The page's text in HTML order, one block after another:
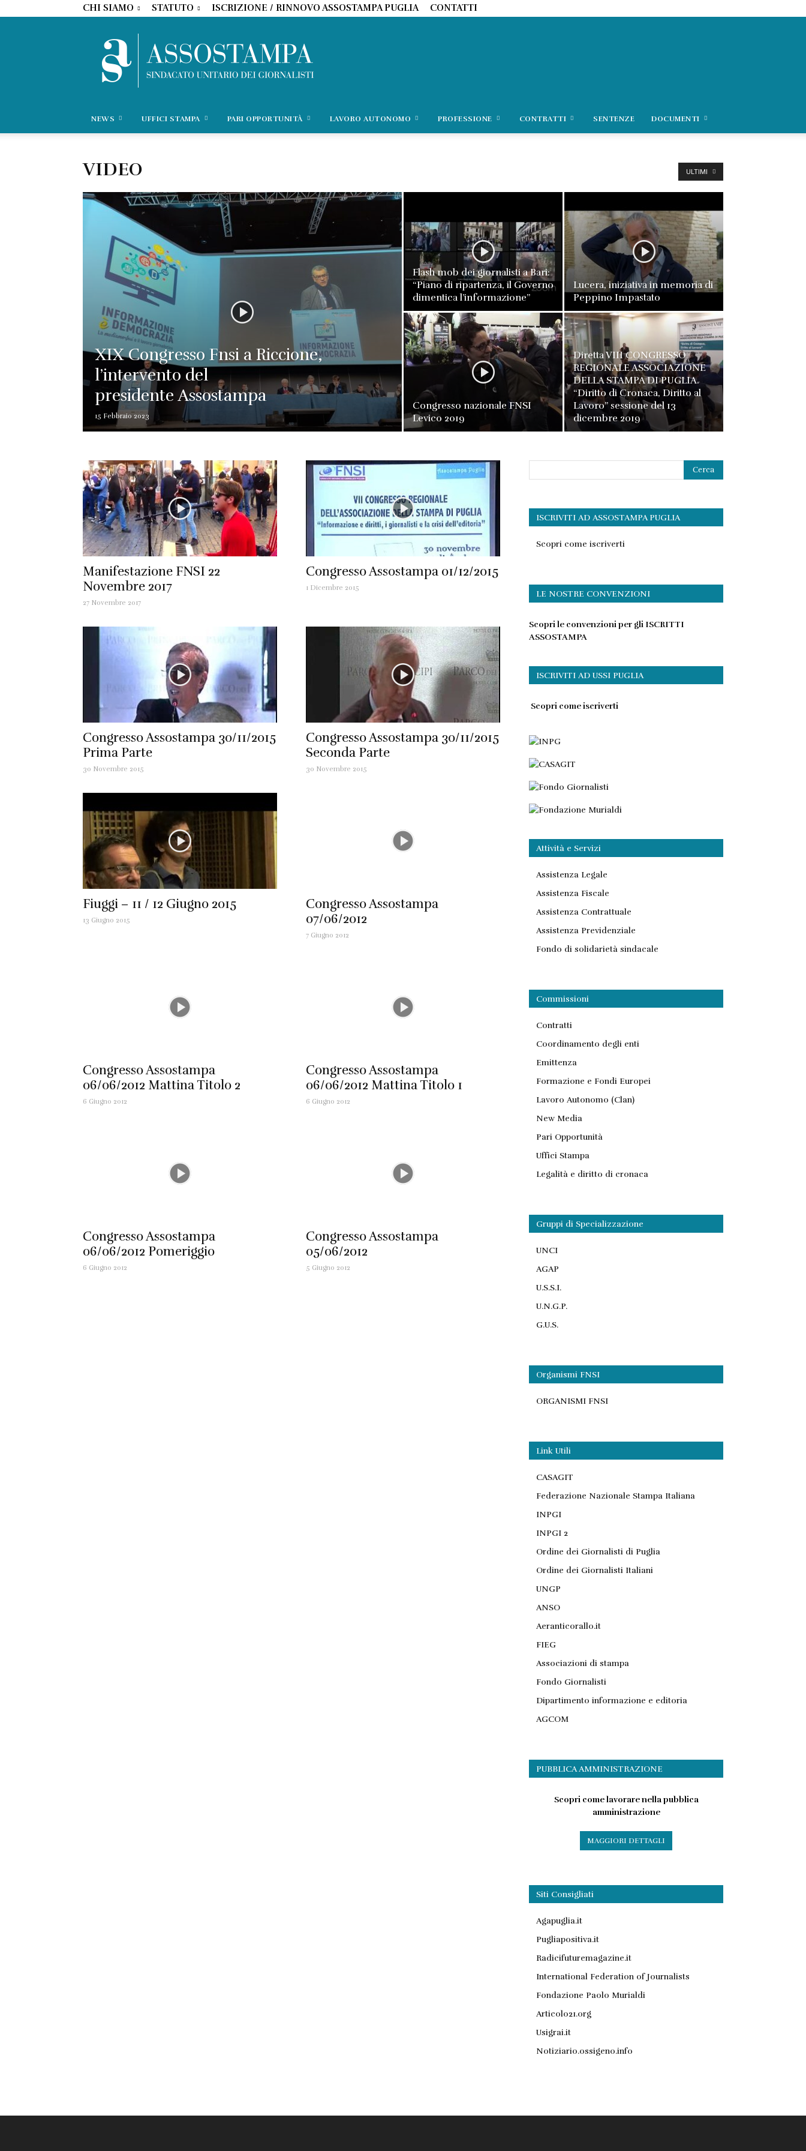
CHI SIAMO STATUTO ISCRIZIONE / RINNOVO ASSOSTAMPA PUGLIA CONTATTI
NEWS UFFICI STAMPA PARI OPPORTUNITÀ LAVORO AUTONOMO PROFESSIONE CONTRATTI SENTENZE DOCUMENTI
VIDEO ULTIMI
XIX Congresso Fnsi a Riccione,
l’intervento del
presidente Assostampa
15 Febbraio 2023
Flash mob dei giornalisti a Bari:
“Piano di ripartenza, il Governo
dimentica l’informazione”
Lucera, iniziativa in memoria di
Peppino Impastato
Congresso nazionale FNSI
Levico 2019
Diretta VIII CONGRESSO
REGIONALE ASSOCIAZIONE
DELLA STAMPA DI PUGLIA.
“Diritto di Cronaca, Diritto al
Lavoro” sessione del 13
dicembre 2019
Manifestazione FNSI 22
Novembre 2017
27 Novembre 2017
Congresso Assostampa 01/12/2015
1 Dicembre 2015
Congresso Assostampa 30/11/2015
Prima Parte
30 Novembre 2015
Congresso Assostampa 30/11/2015
Seconda Parte
30 Novembre 2015
Fiuggi – 11 / 12 Giugno 2015
13 Giugno 2015
Congresso Assostampa
07/06/2012
7 Giugno 2012
Congresso Assostampa
06/06/2012 Mattina Titolo 2
6 Giugno 2012
Congresso Assostampa
06/06/2012 Mattina Titolo 1
6 Giugno 2012
Congresso Assostampa
06/06/2012 Pomeriggio
6 Giugno 2012
Congresso Assostampa
05/06/2012
5 Giugno 2012
ISCRIVITI AD ASSOSTAMPA PUGLIA
Scopri come iscriverti
LE NOSTRE CONVENZIONI
Scopri le convenzioni per gli ISCRITTI
ASSOSTAMPA
ISCRIVITI AD USSI PUGLIA
Scopri come iscriverti
Attività e Servizi
Assistenza Legale
Assistenza Fiscale
Assistenza Contrattuale
Assistenza Previdenziale
Fondo di solidarietà sindacale
Commissioni
Contratti
Coordinamento degli enti
Emittenza
Formazione e Fondi Europei
Lavoro Autonomo (Clan)
New Media
Pari Opportunità
Uffici Stampa
Legalità e diritto di cronaca
Gruppi di Specializzazione
UNCI
AGAP
U.S.S.I.
U.N.G.P.
G.U.S.
Organismi FNSI
ORGANISMI FNSI
Link Utili
CASAGIT
Federazione Nazionale Stampa Italiana
INPGI
INPGI 2
Ordine dei Giornalisti di Puglia
Ordine dei Giornalisti Italiani
UNGP
ANSO
Aeranticorallo.it
FIEG
Associazioni di stampa
Fondo Giornalisti
Dipartimento informazione e editoria
AGCOM
PUBBLICA AMMINISTRAZIONE
Scopri come lavorare nella pubblica
amministrazione
MAGGIORI DETTAGLI
Siti Consigliati
Agapuglia.it
Pugliapositiva.it
Radicifuturemagazine.it
International Federation of Journalists
Fondazione Paolo Murialdi
Articolo21.org
Usigrai.it
Notiziario.ossigeno.info